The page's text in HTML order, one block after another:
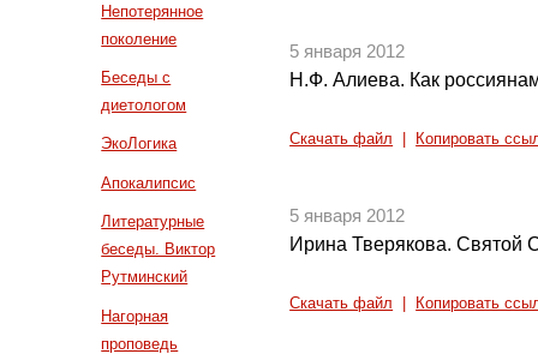
Непотерянное
поколение
Беседы с
диетологом
ЭкоЛогика
Апокалипсис
Литературные
беседы. Виктор
Рутминский
Нагорная
проповедь
5 января 2012
Н.Ф. Алиева. Как
Скачать файл Копировать
5 января 2012
Ирина Тверякова. Святой
Скачать файл Копировать